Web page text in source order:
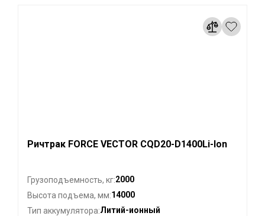
Ричтрак FORCE VECTOR CQD20-D1400Li-Ion
Грузоподъемность, кг:2000
Высота подъема, мм:14000
Тип аккумулятора:Литий-ионный